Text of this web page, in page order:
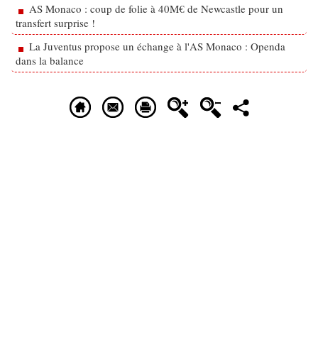
AS Monaco : coup de folie à 40M€ de Newcastle pour un
transfert surprise !
La Juventus propose un échange à l'AS Monaco : Openda
dans la balance